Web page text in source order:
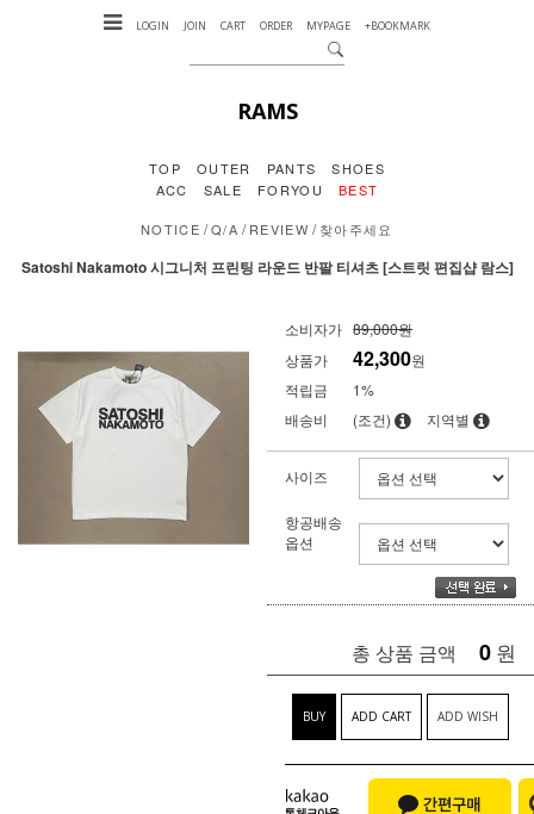
LOGIN JOIN CART ORDER MYPAGE +BOOKMARK
RAMS
TOP OUTER PANTS
SHOES
ACC
SALE FORYOU BEST
NOTICE /Q/A /REVIEW /찾아주세요
Satoshi Nakamoto 시그니처 프린팅 라운드 반팔 티셔츠 [스트릿 편집샵 람스]
소비자가 89,000원
상품가
42,300원
적립금
1%
배송비
(조건) 지역별
사이즈
항공배송
옵션
총 상품 금액 0 원
BUY ADD CART ADD WISH